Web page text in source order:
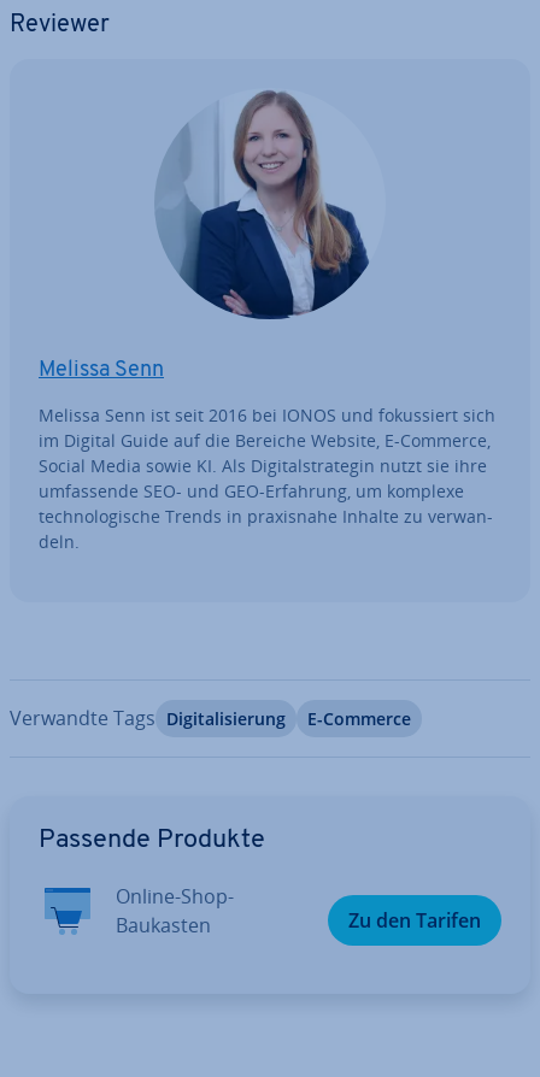
Reviewer
Melissa Senn
Melissa Senn ist seit 2016 bei IONOS und fo­kus­siert sich
im Digital Guide auf die Bereiche Website, E-Commerce,
Social Media sowie KI. Als Di­gi­tal­stra­te­gin nutzt sie ihre
um­fas­sen­de SEO- und GEO-Erfahrung, um komplexe
tech­no­lo­gi­sche Trends in pra­xis­na­he Inhalte zu ver­wan­
deln.
Verwandte Tags Di­gi­ta­li­sie­rung E-Commerce
Passende Produkte
Online-Shop-
Baukasten
Zu den Tarifen